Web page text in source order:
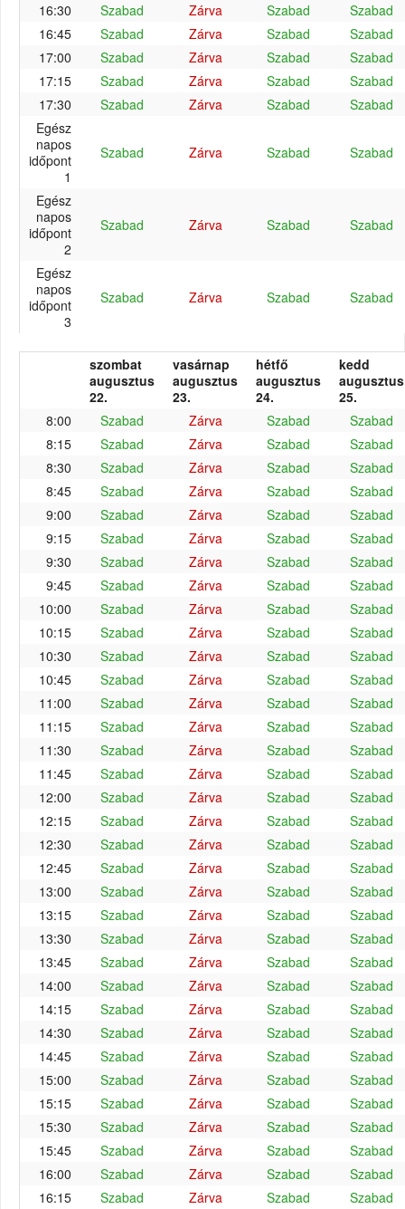
16:30 Szabad Zárva Szabad
Szabad
16:45
Szabad Zárva Szabad
Szabad
17:00
Szabad Zárva Szabad
Szabad
17:15
Szabad Zárva Szabad
Szabad
17:30
Szabad Zárva Szabad
Szabad
Egész
napos
időpont
1
Szabad Zárva Szabad Szabad
Egész
napos
időpont
2
Szabad Zárva Szabad Szabad
Egész
napos
időpont
3
Szabad Zárva Szabad Szabad
szombat
augusztus
22.
vasárnap
augusztus
23.
hétfő
augusztus
24.
kedd
augusztus
25.
8:00
Szabad Zárva Szabad
Szabad
8:15
Szabad Zárva Szabad
Szabad
8:30
Szabad Zárva Szabad
Szabad
8:45
Szabad Zárva Szabad
Szabad
9:00
Szabad Zárva Szabad
Szabad
9:15
Szabad Zárva Szabad
Szabad
9:30
Szabad Zárva Szabad
Szabad
9:45
Szabad Zárva Szabad
Szabad
10:00
Szabad Zárva Szabad
Szabad
10:15
Szabad Zárva Szabad
Szabad
10:30
Szabad Zárva Szabad
Szabad
10:45
Szabad Zárva Szabad
Szabad
11:00
Szabad Zárva Szabad
Szabad
11:15
Szabad Zárva Szabad
Szabad
11:30
Szabad Zárva Szabad
Szabad
11:45
Szabad Zárva Szabad
Szabad
12:00
Szabad Zárva Szabad
Szabad
12:15
Szabad Zárva Szabad
Szabad
12:30
Szabad Zárva Szabad
Szabad
12:45
Szabad Zárva Szabad
Szabad
13:00
Szabad Zárva Szabad
Szabad
13:15
Szabad Zárva Szabad
Szabad
13:30
Szabad Zárva Szabad
Szabad
13:45
Szabad Zárva Szabad
Szabad
14:00
Szabad Zárva Szabad
Szabad
14:15
Szabad Zárva Szabad
Szabad
14:30
Szabad Zárva Szabad
Szabad
14:45
Szabad Zárva Szabad
Szabad
15:00
Szabad Zárva Szabad
Szabad
15:15
Szabad Zárva Szabad
Szabad
15:30
Szabad Zárva Szabad
Szabad
15:45
Szabad Zárva Szabad
Szabad
16:00
Szabad Zárva Szabad
Szabad
16:15
Szabad Zárva Szabad
Szabad